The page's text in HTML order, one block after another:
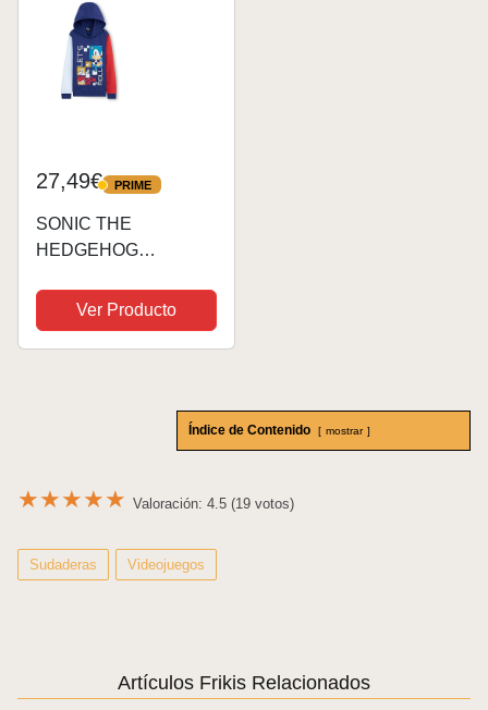
27,49€ PRIME
PRIME
SONIC THE
HEDGEHOG
Chandal Sonic Niño,
Sudaderas con
Capucha para Niños 4-
Ver Producto
Índice de Contenido mostrar
★★★★★ Valoración: 4.5 (19 votos)
Sudaderas Videojuegos
Artículos Frikis Relacionados